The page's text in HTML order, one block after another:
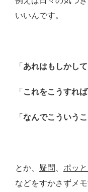
いいんです。
「 あれはもしかし
「 これをこうすれ
「 なんでこういう
とか、 疑問 ポッ
などをすかさずメ